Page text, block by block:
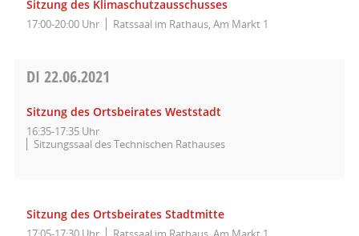
Sitzung des Klimaschutzausschusses
17:00-20:00 Uhr Ratssaal im Rathaus, Am Markt 1
DI 22.06.2021
Sitzung des Ortsbeirates Weststadt
16:35-17:35 Uhr
Sitzungssaal des Technischen Rathauses
Sitzung des Ortsbeirates Stadtmitte